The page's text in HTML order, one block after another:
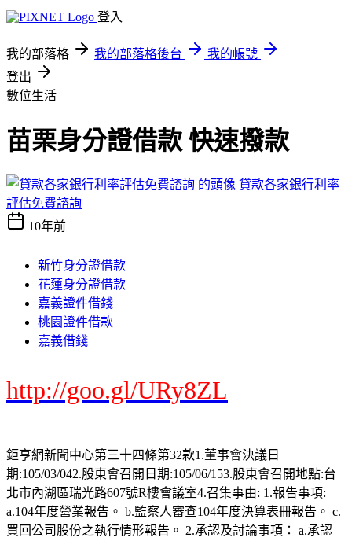
登入
我的部落格 我的部落格後台
我的帳號
登出
數位生活
苗栗身分證借款 快速撥款
貸款各家銀行利率
評估免費諮詢
10年前
新竹身分證借款
花蓮身分證借款
嘉義證件借錢
桃園證件借款
嘉義借錢
http://goo.gl/URy8ZL
鉅亨網新聞中心第三十四條第32款1.董事會決議日
期:105/03/042.股東會召開日期:105/06/153.股東會召開地點:台
北市內湖區瑞光路607號R樓會議室4.召集事由: 1.報告事項:
a.104年度營業報告。 b.監察人審查104年度決算表冊報告。 c.
買回公司股份之執行情形報告。 2.承認及討論事項： a.承認